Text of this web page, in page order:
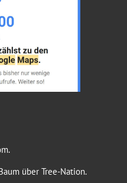
über Tree-Nation.